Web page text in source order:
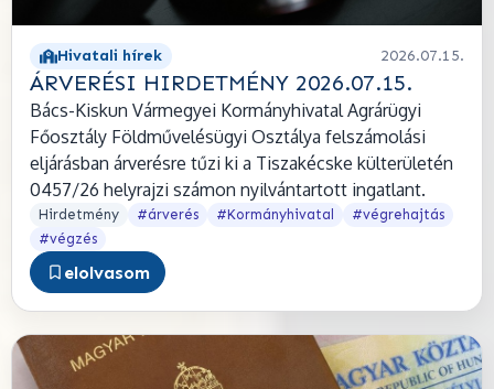
Hivatali hírek 2026.07.15.
ÁRVERÉSI HIRDETMÉNY 2026.07.15.
Bács-Kiskun Vármegyei Kormányhivatal Agrárügyi
Főosztály Földművelésügyi Osztálya felszámolási
eljárásban árverésre tűzi ki a Tiszakécske külterületén
0457/26 helyrajzi számon nyilvántartott ingatlant.
Hirdetmény #árverés #Kormányhivatal
#végrehajtás
#végzés
elolvasom